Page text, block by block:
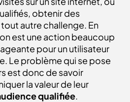
obtenir des
autre challenge. En
est une action beaucoup
pour un utilisateur
Le problème qui se pose
est donc de savoir
la valeur de leur
qualifiée.